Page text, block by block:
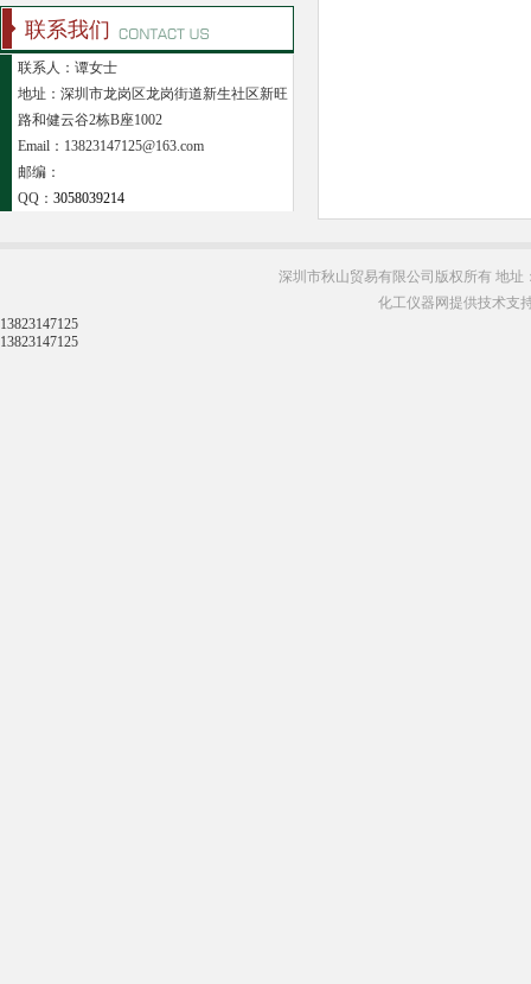
联系我们
联系人：谭女士
地址：深圳市龙岗区龙岗街道新生社区新旺
路和健云谷2栋B座1002
Email：13823147125@163.com
邮编：
QQ： 3058039214
深圳市秋山贸易有限公司版权所有 地址
化工仪器网提供技术支
13823147125
13823147125